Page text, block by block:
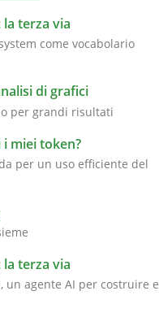
la terza via
come vocabolario
di grafici
per grandi risultati
miei token?
per un uso efficiente del
la terza via
un agente AI per costruire e